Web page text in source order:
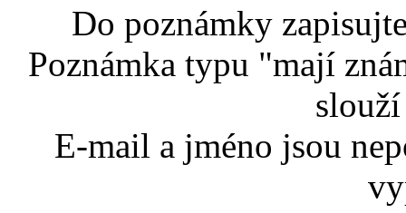
Do poznámky
Poznámka typu "mají
E-mail a jméno jsou